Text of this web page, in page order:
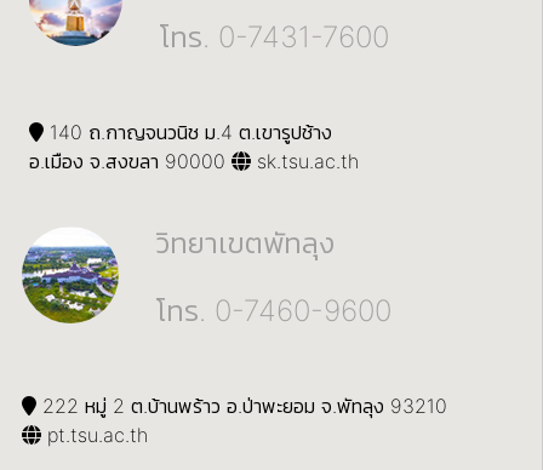
โทร. 0-7431-7600
140 ถ.กาญจนวนิช ม.4 ต.เขารูปช้าง
อ.เมือง จ.สงขลา 90000
sk.tsu.ac.th
วิทยาเขตพัทลุง
โทร. 0-7460-9600
222 หมู่ 2 ต.บ้านพร้าว อ.ป่าพะยอม จ.พัทลุง 93210
pt.tsu.ac.th